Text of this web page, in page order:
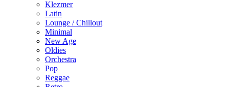
Klezmer
Latin
Lounge / Chillout
Minimal
New Age
Oldies
Orchestra
Pop
Reggae